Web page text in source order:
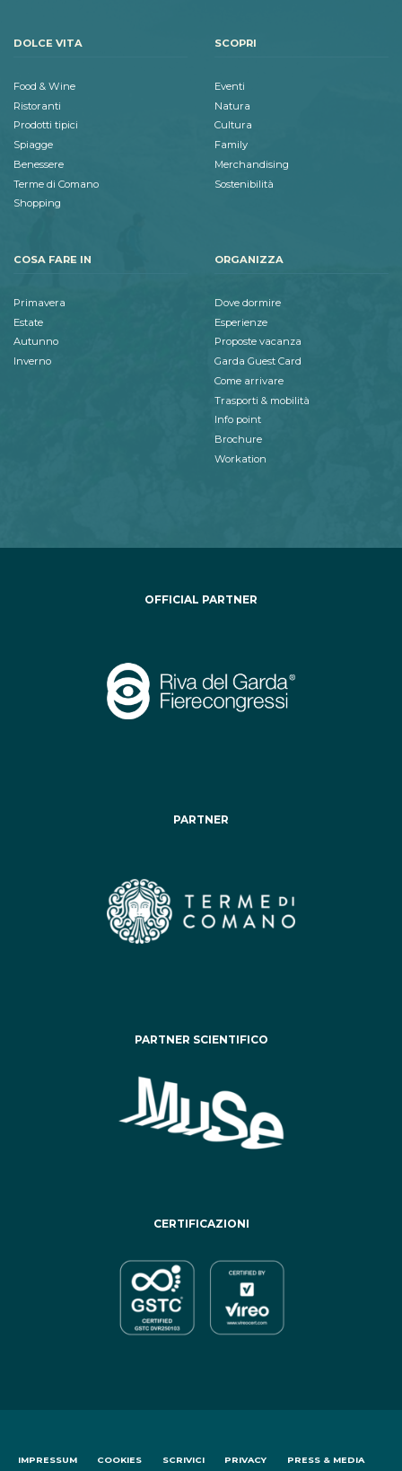
DOLCE VITA
Food & Wine
Ristoranti
Prodotti tipici
Spiagge
Benessere
Terme di Comano
Shopping
SCOPRI
Eventi
Natura
Cultura
Family
Merchandising
Sostenibilità
COSA FARE IN
Primavera
Estate
Autunno
Inverno
ORGANIZZA
Dove dormire
Esperienze
Proposte vacanza
Garda Guest Card
Come arrivare
Trasporti & mobilità
Info point
Brochure
Workation
OFFICIAL PARTNER
PARTNER
PARTNER SCIENTIFICO
CERTIFICAZIONI
IMPRESSUM COOKIES SCRIVICI PRIVACY PRESS & MEDIA